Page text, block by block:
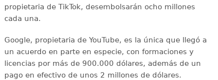
propietaria de TikTok, desembolsarán ocho millones
cada una.
Google, propietaria de YouTube, es la única que llegó a
un acuerdo en parte en especie, con formaciones y
licencias por más de 900.000 dólares, además de un
pago en efectivo de unos 2 millones de dólares.